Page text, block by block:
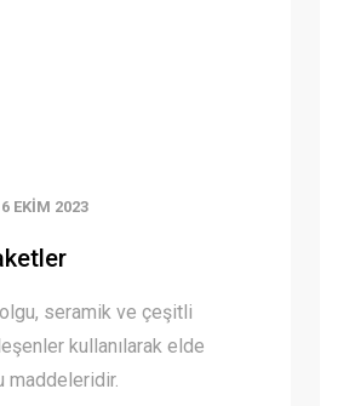
6 EKIM 2023
seramik ve çeşitli
kullanılarak elde
maddeleridir.